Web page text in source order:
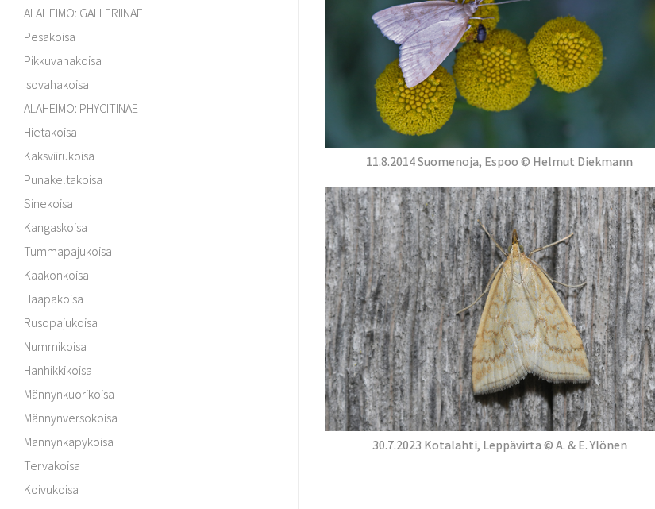
ALAHEIMO: GALLERIINAE
Pesäkoisa
Pikkuvahakoisa
Isovahakoisa
ALAHEIMO: PHYCITINAE
Hietakoisa
Kaksviirukoisa
Punakeltakoisa
Sinekoisa
Kangaskoisa
Tummapajukoisa
Kaakonkoisa
Haapakoisa
Rusopajukoisa
Nummikoisa
Hanhikkikoisa
Männynkuorikoisa
Männynversokoisa
Männynkäpykoisa
Tervakoisa
Koivukoisa
11.8.2014 Suomenoja, Espoo © Helmut Diekmann
30.7.2023 Kotalahti, Leppävirta © A. & E. Ylönen